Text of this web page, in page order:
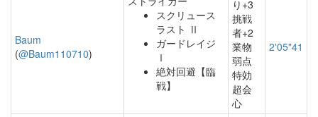
Baum
(@Baum110710)
スクリュース
ラスト Ⅱ
ガードレイジ
Ⅰ
絶対回避【臨
戦】
り+3
挑戦
者+2
業物
弱点
特効
超会
心
2'05"41